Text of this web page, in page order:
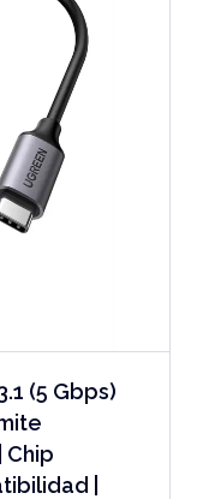
(5 Gbps)
Chip
|